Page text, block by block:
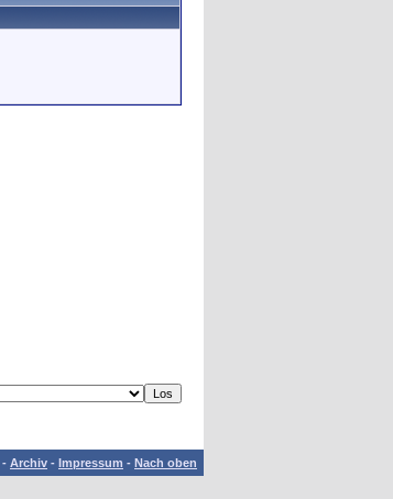
- Archiv - Impressum - Nach oben